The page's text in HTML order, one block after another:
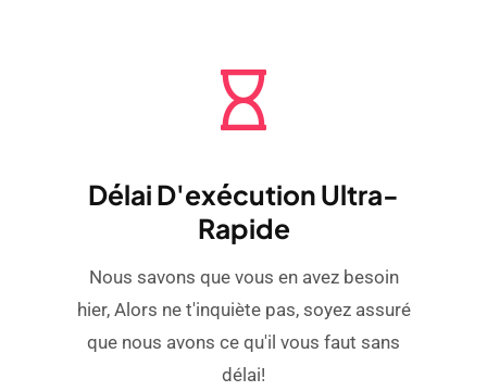
Délai D'exécution Ultra-
Rapide
Nous savons que vous en avez besoin
hier, Alors ne t'inquiète pas, soyez assuré
que nous avons ce qu'il vous faut sans
délai!